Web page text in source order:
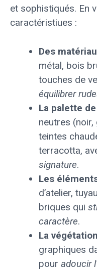
et sophistiqués. En
caractéristiues :
Des
métal, bois
touches de
équilibrer
La palette
neutres
teintes
terracotta,
signature.
Les
d’atelier,
briques qui
caractère.
La végétation
graphiques
pour adoucir